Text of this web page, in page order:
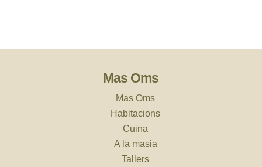
Mas Oms
Mas Oms
Habitacions
Cuina
A la masia
Tallers